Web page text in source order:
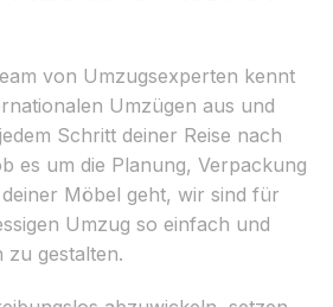
von Umzugsexperten kennt
Umzügen aus und
Schritt deiner Reise nach
es um die Planung, Verpackung
Möbel geht, wir sind für
Umzug so einfach und
zu gestalten.